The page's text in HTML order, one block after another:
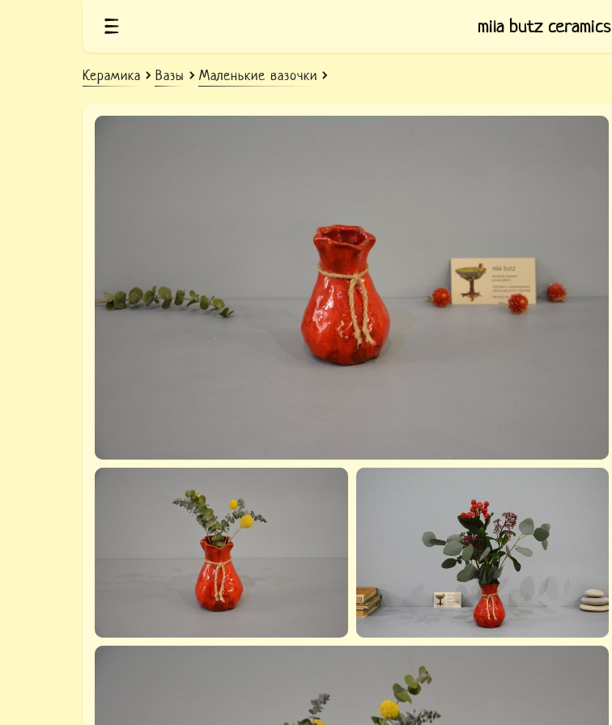
mila butz ceramics
Керамика Вазы Маленькие вазочки